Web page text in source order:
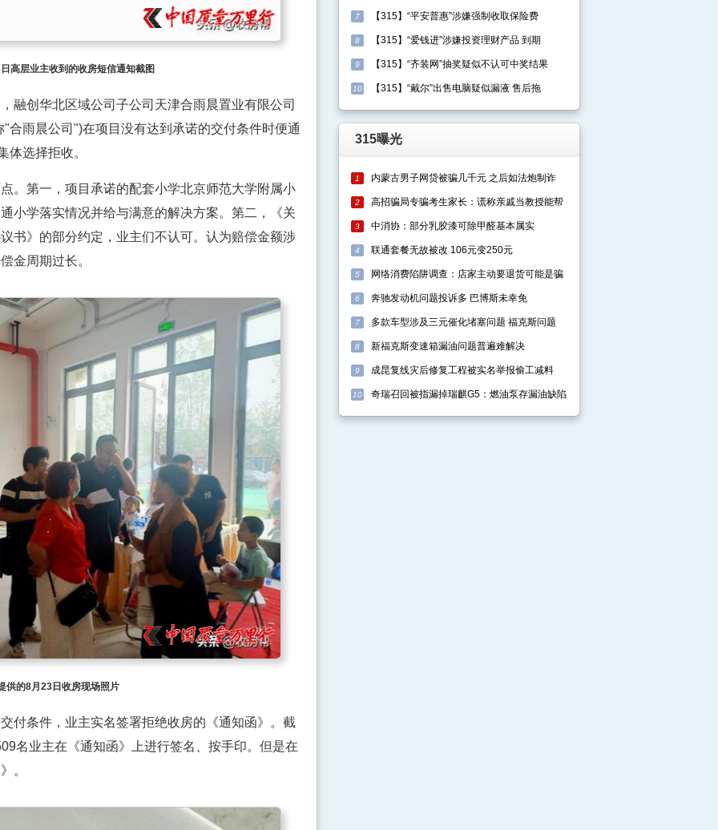
高层业主收到的收房短信通知截图
创华北区域公司子公司天津合雨晨置业有限公司
合雨晨公司")在项目没有达到承诺的交付条件时便通
体选择拒收。
第一，项目承诺的配套小学北京师范大学附属小
小学落实情况并给与满意的解决方案。第二，《关
书》的部分约定，业主们不认可。认为赔偿金额涉
金周期过长。
供的8月23日收房现场照片
条件，业主实名签署拒绝收房的《通知函》。截
名业主在《通知函》上进行签名、按手印。但是在
。
7 【315】“平安普惠”涉嫌强制收取保险费
8 【315】“爱钱进”涉嫌投资理财产品 到期
9 【315】“齐装网”抽奖疑似不认可中奖结果
10 【315】“戴尔”出售电脑疑似漏液 售后拖
315曝光
1 内蒙古男子网贷被骗几千元 之后如法炮制诈
2 高招骗局专骗考生家长：谎称亲戚当教授能帮
3 中消协：部分乳胶漆可除甲醛基本属实
4 联通套餐无故被改 106元变250元
5 网络消费陷阱调查：店家主动要退货可能是骗
6 奔驰发动机问题投诉多 巴博斯未幸免
7 多款车型涉及三元催化堵塞问题 福克斯问题
8 新福克斯变速箱漏油问题普遍难解决
9 成昆复线灾后修复工程被实名举报偷工减料
10 奇瑞召回被指漏掉瑞麒G5：燃油泵存漏油缺陷